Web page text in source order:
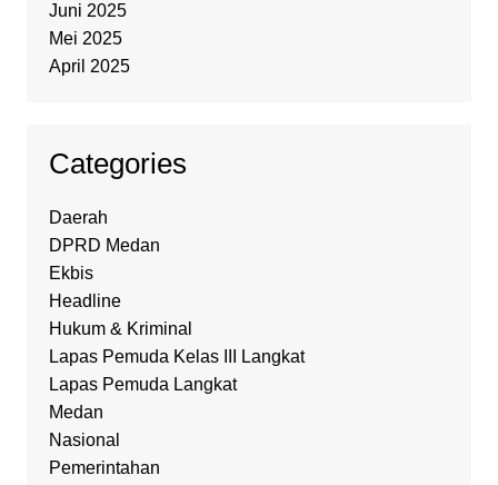
Juni 2025
Mei 2025
April 2025
Categories
Daerah
DPRD Medan
Ekbis
Headline
Hukum & Kriminal
Lapas Pemuda Kelas III Langkat
Lapas Pemuda Langkat
Medan
Nasional
Pemerintahan